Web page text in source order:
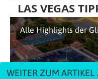
LAS VEGAS
Alle Highlights der
WEITER ZUM ARTIKEL